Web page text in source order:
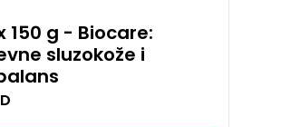
150 g - Biocare:
sluzokože i